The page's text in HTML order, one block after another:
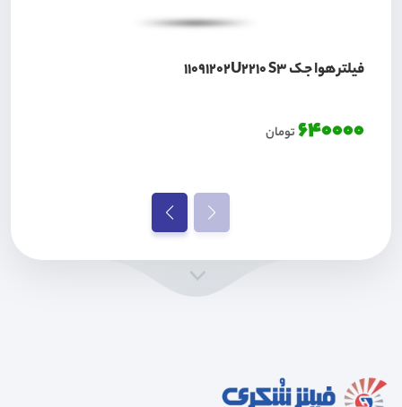
فیلتر هوا جک 11091202U2210 S3
640000تومان